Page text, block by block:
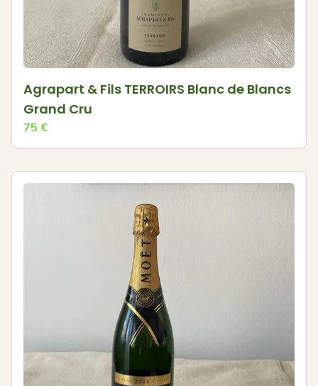
Agrapart & Fils TERROIRS Blanc de Blancs
Grand Cru
75 €